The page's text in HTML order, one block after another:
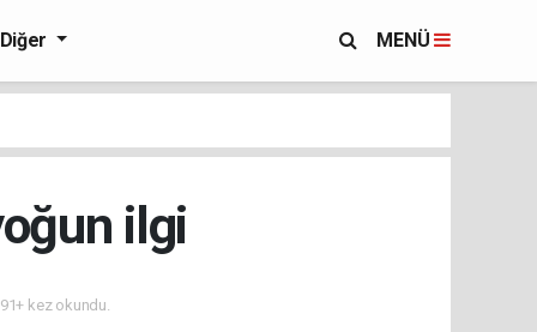
Diğer MENÜ
ilgi
kez okundu.